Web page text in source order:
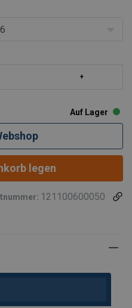
Auf Lager
legen
121100600050